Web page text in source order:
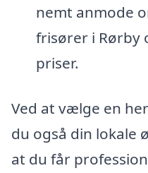
nemt anmode
frisører i Rørby
priser.
Ved at vælge en
du også din lokale
at du får